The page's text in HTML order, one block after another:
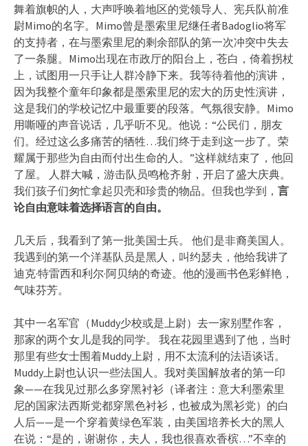
舞着旗帜的人，大声呼唤着地区的党领导人、宪兵队前准
尉Mimo的名字。Mimo曾是墨索里尼继任者Badoglio将军
的支持者，在与墨索里尼的剩余部队的第一次冲突中失去
了一条腿。Mimo出现在市政厅的阳台上，苍白，倚着拐杖
上，试图用一只手让人群冷静下来。我等待着他的演讲，
因为我整个童年印象都是墨索里尼的宏大的历史性演讲，
这是我们的学校记忆中最重要的段落。气氛很安静。Mimo
用嘶哑的声音说话，几乎听不见。他说：“公民们，朋友
们。经过这么多痛苦的牺牲…我们终于走到这一步了。荣
耀属于那些为自由而付出生命的人。”这样就结束了，他回
了屋。 人群大喊，游击队员鸣枪齐射，开启了盛大庆典。
我们孩子们匆忙拿起贝壳和珍贵的物品。但我也学到， 言
论自由意味着选择语言的自由。
几天后，我看到了第一批美国士兵。 他们是非裔美国人。
我遇到的第一个洋基队员是黑人，叫约瑟夫，他给我讲了
迪克·特雷西和利尔·阿贝纳的奇迹。他的漫画书色彩鲜艳，
气味芬芳。
其中一名军官（Muddy少校或是上尉）去一家别墅作客，
那家的两个女儿是我的同学。 我在花园里遇到了他，当时
那里有些女士围着Muddy上尉，用不太流利的法语谈话。
Muddy上尉也认识一些法国人。我对美国解放者的第一印
象——在我见过那么多穿黑衬衫（译者注：意大利墨索里
尼的国家法西斯党都穿黑色衬衫，也被成为黑衫党）的白
人后——是一个穿着黄绿色军装，由美国培养长大的黑人
在说：“是的，谢谢你，夫人，我也很喜欢香槟…”不幸的